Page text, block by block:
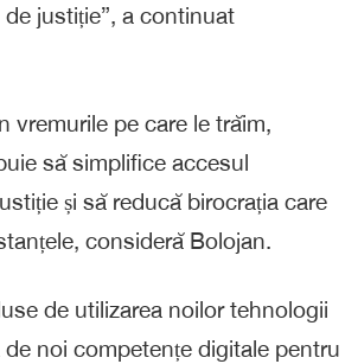
justiție”, a continuat
vremurile pe care le trăim,
să simplifice accesul
și să reducă birocrația care
consideră Bolojan.
de utilizarea noilor tehnologii
de noi competențe digitale pentru